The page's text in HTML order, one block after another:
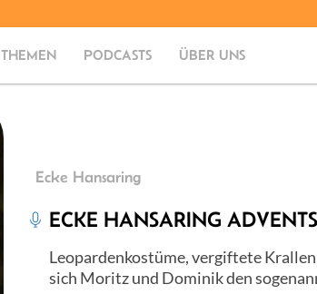
THEMEN PODCASTS ÜBER UNS
Ecke Hansaring
ECKE HANSARING
Leopardenkostüme, vergiftete
sich Moritz und Dominik den